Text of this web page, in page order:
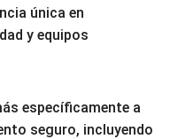
única en
y equipos
específicamente a
seguro, incluyendo